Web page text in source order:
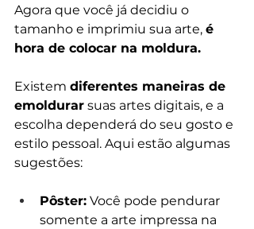
Agora que você já decidiu o
tamanho e imprimiu sua arte, é
hora de colocar na moldura.
Existem diferentes maneiras de
emoldurar suas artes digitais, e a
escolha dependerá do seu gosto e
estilo pessoal. Aqui estão algumas
sugestões:
Pôster: Você pode pendurar
somente a arte impressa na